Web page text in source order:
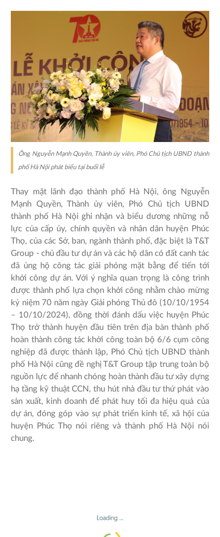
Ông Nguyễn Mạnh Quyền, Thành ủy viên, Phó Chủ tịch UBND thành
phố Hà Nội phát biểu tại buổi lễ
Thay mặt lãnh đạo thành phố Hà Nội, ông Nguyễn
Mạnh Quyền, Thành ủy viên, Phó Chủ tịch UBND
thành phố Hà Nội ghi nhận và biểu dương những nỗ
lực của cấp ủy, chính quyền và nhân dân huyện Phúc
Thọ, của các Sở, ban, ngành thành phố, đặc biệt là T&T
Group - chủ đầu tư dự án và các hộ dân có đất canh tác
đã ủng hộ công tác giải phóng mặt bằng để tiến tới
khởi công dự án. Với ý nghĩa quan trọng là công trình
được thành phố lựa chọn khởi công nhằm chào mừng
kỷ niệm 70 năm ngày Giải phóng Thủ đô (10/10/1954
– 10/10/2024), đồng thời đánh dấu việc huyện Phúc
Thọ trở thành huyện đầu tiên trên địa bàn thành phố
hoàn thành công tác khởi công toàn bộ 6/6 cụm công
nghiệp đã được thành lập, Phó Chủ tịch UBND thành
phố Hà Nội cũng đề nghị T&T Group tập trung toàn bộ
nguồn lực để nhanh chóng hoàn thành đầu tư xây dựng
hạ tầng kỹ thuật CCN, thu hút nhà đầu tư thứ phát vào
sản xuất, kinh doanh để phát huy tối đa hiệu quả của
dự án, đóng góp vào sự phát triển kinh tế, xã hội của
huyện Phúc Thọ nói riêng và thành phố Hà Nội nói
chung.